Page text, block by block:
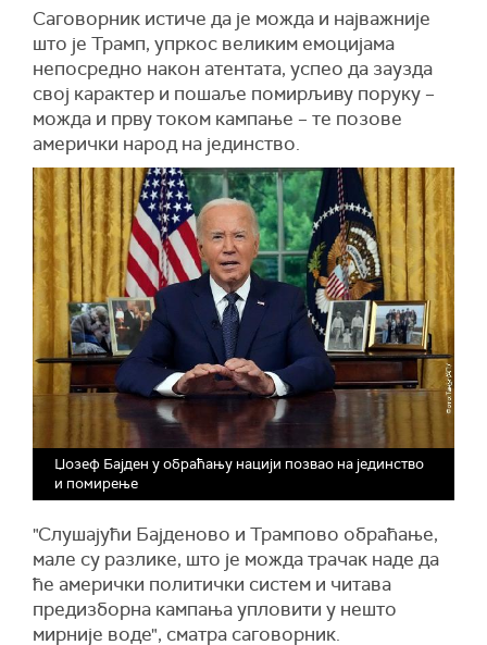
Саговорник истиче да је можда и најважније
што је Трамп, упркос великим емоцијама
непосредно након атентата, успео да заузда
свој карактер и пошаље помирљиву поруку –
можда и прву током кампање – те позове
амерички народ на јединство.
Џозеф Бајден у обраћању нацији позвао на јединство
и помирење
"Слушајући Бајденово и Трампово обраћање,
мале су разлике, што је можда трачак наде да
ће амерички политички систем и читава
предизборна кампања упловити у нешто
мирније воде", сматра саговорник.